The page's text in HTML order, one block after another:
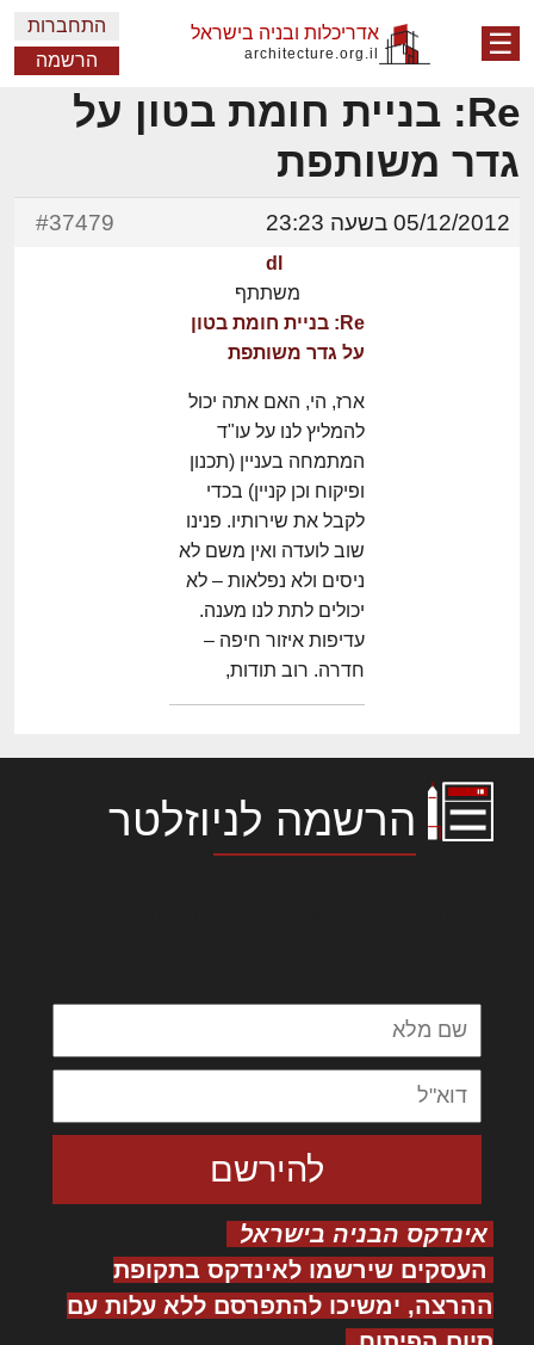
☰ אדריכלות ובניה בישראל
architecture.org.il
התחברות
הרשמה
Re: בניית חומת בטון על
גדר משותפת
05/12/2012 בשעה 23:23 #37479
dl
משתתף
Re: בניית חומת בטון
על גדר משותפת
ארז, הי, האם אתה יכול
להמליץ לנו על עו"ד
המתמחה בעניין (תכנון
ופיקוח וכן קניין) בכדי
לקבל את שירותיו. פנינו
שוב לועדה ואין משם לא
ניסים ולא נפלאות – לא
יכולים לתת לנו מענה.
עדיפות איזור חיפה –
חדרה. רוב תודות,
הרשמה לניוזלטר
אינדקס הבניה בישראל
העסקים שירשמו לאינדקס בתקופת
ההרצה, ימשיכו להתפרסם ללא עלות עם